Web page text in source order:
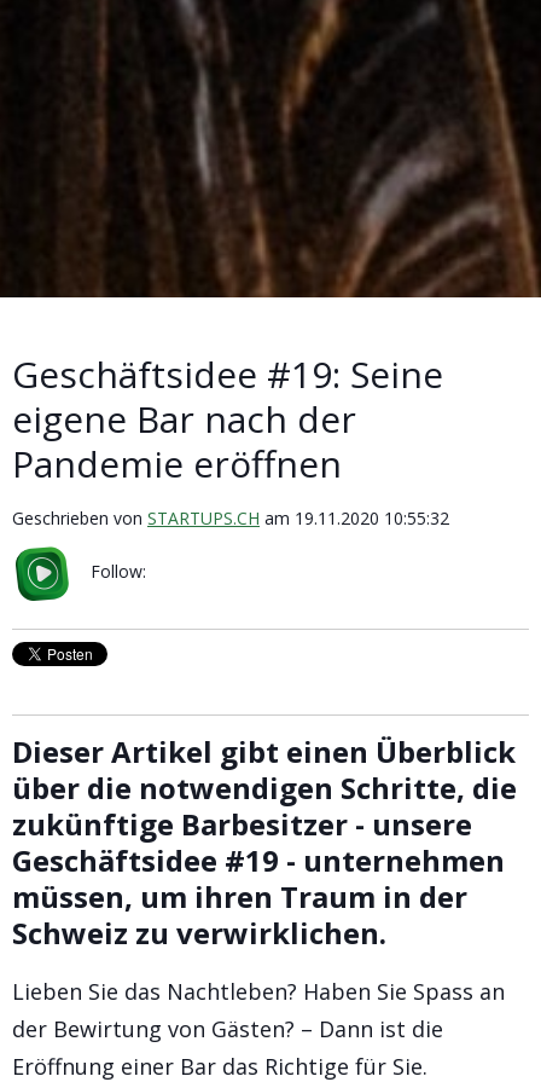
Geschäftsidee #19: Seine
eigene Bar nach der
Pandemie eröffnen
Geschrieben von STARTUPS.CH am 19.11.2020 10:55:32
Follow:
Dieser Artikel gibt einen Überblick
über die notwendigen Schritte, die
zukünftige Barbesitzer - unsere
Geschäftsidee #19 - unternehmen
müssen, um ihren Traum in der
Schweiz zu verwirklichen.
Lieben Sie das Nachtleben? Haben Sie Spass an
der Bewirtung von Gästen? – Dann ist die
Eröffnung einer Bar das Richtige für Sie.